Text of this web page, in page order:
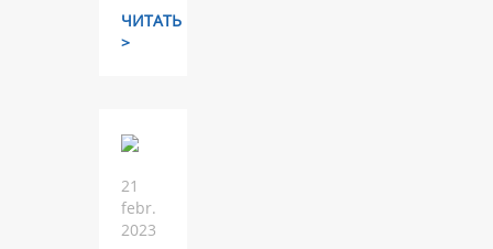
ЧИТАТЬ
>
21
febr.
2023